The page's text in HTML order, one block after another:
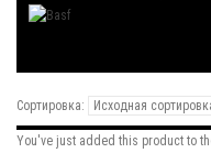
Сортировка:
You've just added this product to